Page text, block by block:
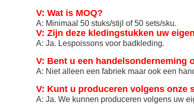
V: Wat is MOQ?
A: Minimaal 50 stuks/stijl of 50 sets/sku.
V: Zijn deze kledingstukken uw
A: Ja. Lespoissons voor badkleding.
V: Bent u een handelsonderneming
A: Niet alleen een fabriek maar ook een
V: Kunt u produceren volgens onze
A: Ja. We kunnen produceren volgens uw